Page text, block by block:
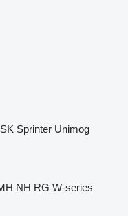
SK Sprinter Unimog
NH RG W-series